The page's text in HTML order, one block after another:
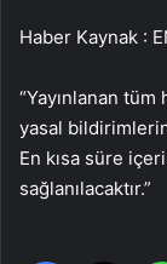
Haber Kaynak :
“Yayınlanan
yasal
En kısa süre
sağlanılacaktır.”